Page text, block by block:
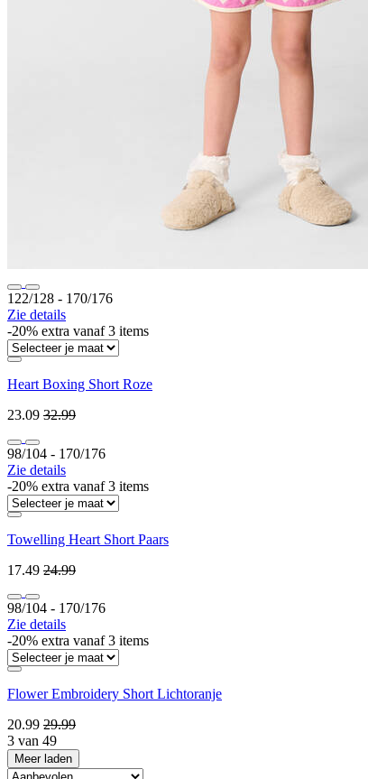
122/128 ‐ 170/176
Zie details
-20% extra vanaf 3 items
Heart Boxing Short Roze
23.09 32.99
98/104 ‐ 170/176
Zie details
-20% extra vanaf 3 items
Towelling Heart Short Paars
17.49 24.99
98/104 ‐ 170/176
Zie details
-20% extra vanaf 3 items
Flower Embroidery Short Lichtoranje
20.99 29.99
3 van 49
Meer laden